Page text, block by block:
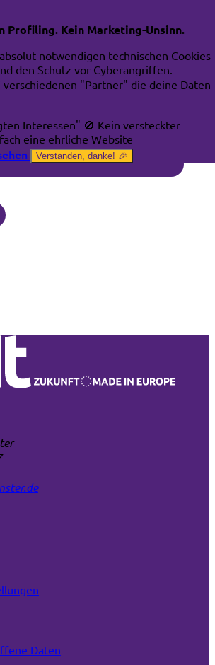
Profiling. Kein Marketing-Unsinn.
notwendigen technischen Cookies
den Schutz vor Cyberangriffen.
verschiedenen "Partner" die deine Daten
Interessen" 🚫 Kein versteckter
eine ehrliche Website
Verstanden, danke! 🎉
Daten